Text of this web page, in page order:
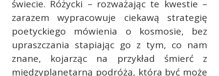
świecie. Różycki – rozważając te kwestie –
zarazem wypracowuje ciekawą strategię
poetyckiego mówienia o kosmosie, bez
upraszczania stapiając go z tym, co nam
znane, kojarząc na przykład śmierć z
międzyplanetarną podróżą, która być może